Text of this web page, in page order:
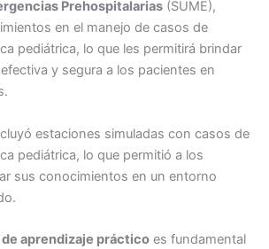
Prehospitalarias (SUME),
en el manejo de casos de
pediátrica, lo que les permitirá brindar
y segura a los pacientes en
estaciones simuladas con casos de
pediátrica, lo que permitió a los
sus conocimientos en un entorno
aprendizaje práctico es fundamental